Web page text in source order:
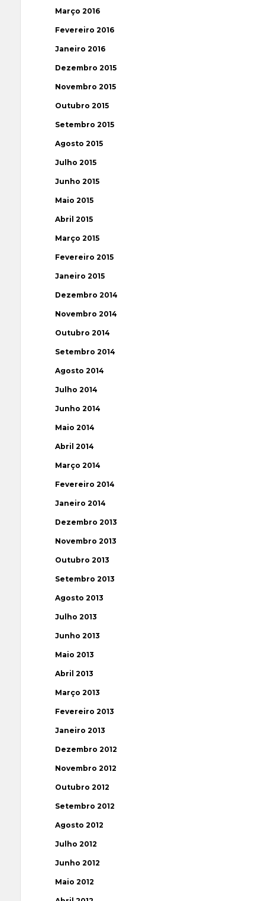
Março 2016
Fevereiro 2016
Janeiro 2016
Dezembro 2015
Novembro 2015
Outubro 2015
Setembro 2015
Agosto 2015
Julho 2015
Junho 2015
Maio 2015
Abril 2015
Março 2015
Fevereiro 2015
Janeiro 2015
Dezembro 2014
Novembro 2014
Outubro 2014
Setembro 2014
Agosto 2014
Julho 2014
Junho 2014
Maio 2014
Abril 2014
Março 2014
Fevereiro 2014
Janeiro 2014
Dezembro 2013
Novembro 2013
Outubro 2013
Setembro 2013
Agosto 2013
Julho 2013
Junho 2013
Maio 2013
Abril 2013
Março 2013
Fevereiro 2013
Janeiro 2013
Dezembro 2012
Novembro 2012
Outubro 2012
Setembro 2012
Agosto 2012
Julho 2012
Junho 2012
Maio 2012